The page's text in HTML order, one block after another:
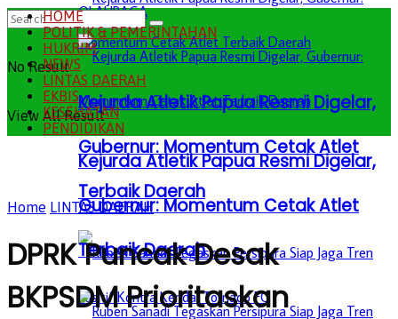
Kejurda Atletik Papua Resmi Digelar,
Gubernur: Momentum Cetak Atlet
Terbaik Daerah
OLAHRAGA
Kejurda Atletik Papua Resmi Digelar,
Gubernur: Momentum Cetak Atlet
Terbaik Daerah
No Result
View All Result
HOME
POLITIK & PEMERINTAHAN
HUKRIM
NEWS
LINTAS DAERAH
EKBIS
KESEHATAN
PENDIDIKAN
Home LINTAS DAERAH
DPRK Puncak Desak
BKPSDM Prioritaskan